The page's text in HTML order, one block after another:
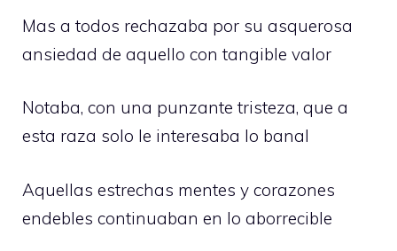
Mas a todos rechazaba por su asquerosa
ansiedad de aquello con tangible valor
Notaba, con una punzante tristeza, que a
esta raza solo le interesaba lo banal
Aquellas estrechas mentes y corazones
endebles continuaban en lo aborrecible